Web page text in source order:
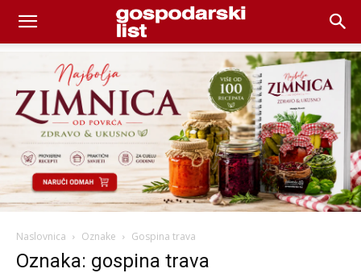
Naslovnica Oznake Gospina trava
Oznaka: gospina trava